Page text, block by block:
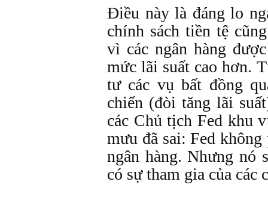
Điều này là đáng lo
chính sách tiền tệ
vì các ngân hàng
mức lãi suất cao hơn.
tư các vụ bất đồng
chiến (đòi tăng lãi
các Chủ tịch Fed khu
mưu đã sai: Fed
ngân hàng. Nhưng nó
có sự tham gia của các